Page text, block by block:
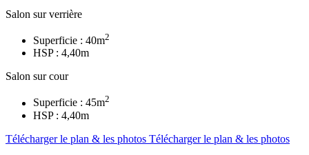
Salon sur verrière
Superficie : 40m2
HSP : 4,40m
Salon sur cour
Superficie : 45m2
HSP : 4,40m
Télécharger le plan & les photos Télécharger le plan & les photos